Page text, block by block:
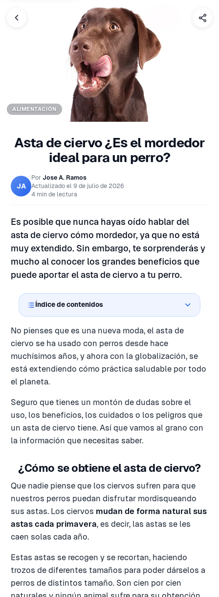
ALIMENTACIÓN
Asta de ciervo ¿Es el mordedor
ideal para un perro?
JA
Por Jose A. Ramos
Actualizado el 9 de julio de 2026
4 min de lectura
Es posible que nunca hayas oído hablar del
asta de ciervo cómo mordedor, ya que no está
muy extendido. Sin embargo, te sorprenderás y
mucho al conocer los grandes beneficios que
puede aportar el asta de ciervo a tu perro.
Índice de contenidos
No pienses que es una nueva moda, el asta de
ciervo se ha usado con perros desde hace
muchísimos años, y ahora con la globalización, se
está extendiendo cómo práctica saludable por todo
el planeta.
Seguro que tienes un montón de dudas sobre el
uso, los beneficios, los cuidados o los peligros que
un asta de ciervo tiene. Así que vamos al grano con
la información que necesitas saber.
¿Cómo se obtiene el asta de ciervo?
Que nadie piense que los ciervos sufren para que
nuestros perros puedan disfrutar mordisqueando
sus astas. Los ciervos mudan de forma natural sus
astas cada primavera, es decir, las astas se les
caen solas cada año.
Estas astas se recogen y se recortan, haciendo
trozos de diferentes tamaños para poder dárselos a
perros de distintos tamaño. Son cien por cien